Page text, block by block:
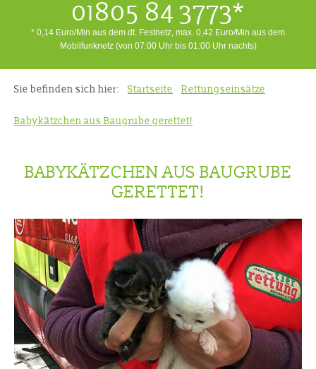
01805 84 3773*
* 0,14 Euro/Min aus dem dt. Festnetz, max. 0,42 Euro/Min aus dem
Mobilfunknetz (von 07:00 Uhr bis 01:00 Uhr nachts)
Sie befinden sich hier: Startseite Rettungseinsätze
Babykätzchen aus Baugrube gerettet!
BABYKÄTZCHEN AUS BAUGRUBE
GERETTET!